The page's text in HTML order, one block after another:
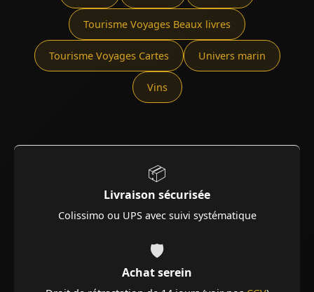
Tourisme Voyages Beaux livres
Tourisme Voyages Cartes Univers marin
Vins
📦
Livraison sécurisée
Colissimo ou UPS avec suivi systématique
🛡️
Achat serein